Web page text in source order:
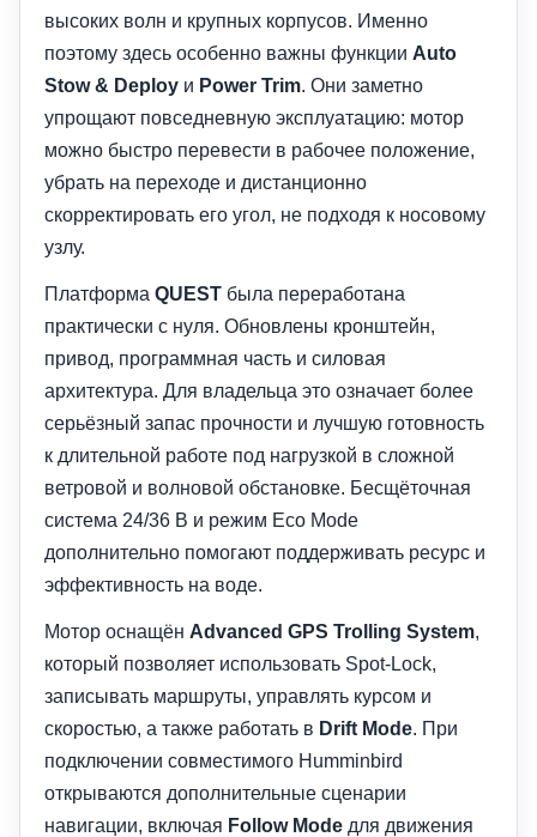
высоких волн и крупных корпусов. Именно
поэтому здесь особенно важны функции Auto
Stow & Deploy и Power Trim. Они заметно
упрощают повседневную эксплуатацию: мотор
можно быстро перевести в рабочее положение,
убрать на переходе и дистанционно
скорректировать его угол, не подходя к носовому
узлу.
Платформа QUEST была переработана
практически с нуля. Обновлены кронштейн,
привод, программная часть и силовая
архитектура. Для владельца это означает более
серьёзный запас прочности и лучшую готовность
к длительной работе под нагрузкой в сложной
ветровой и волновой обстановке. Бесщёточная
система 24/36 В и режим Eco Mode
дополнительно помогают поддерживать ресурс и
эффективность на воде.
Мотор оснащён Advanced GPS Trolling System,
который позволяет использовать Spot-Lock,
записывать маршруты, управлять курсом и
скоростью, а также работать в Drift Mode. При
подключении совместимого Humminbird
открываются дополнительные сценарии
навигации, включая Follow Mode для движения